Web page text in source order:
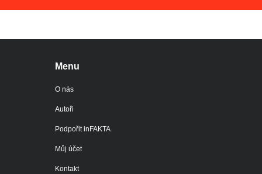
Menu
O nás
Autoři
Podpořit inFAKTA
Můj účet
Kontakt